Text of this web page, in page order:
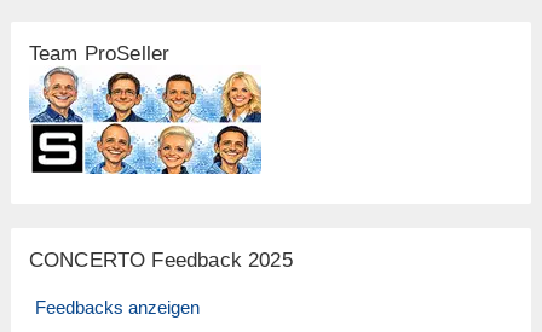
Team ProSeller
CONCERTO Feedback 2025
Feedbacks anzeigen